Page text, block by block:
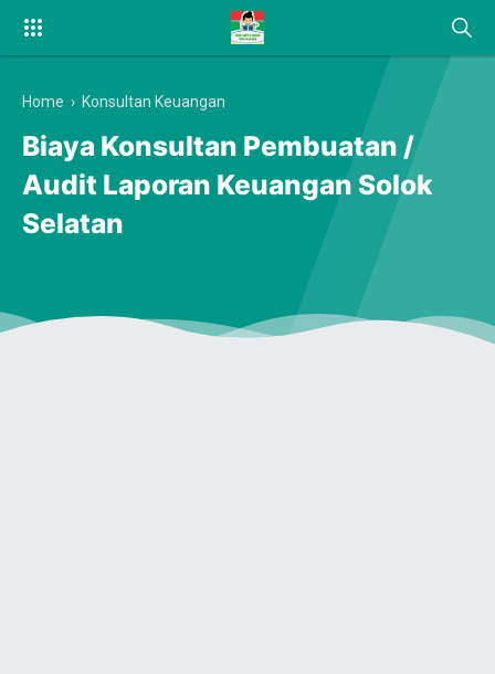
Home › Konsultan Keuangan
Biaya Konsultan Pembuatan /
Audit Laporan Keuangan Solok
Selatan